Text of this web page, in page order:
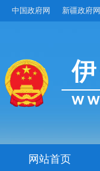
中国政府网 新疆政府网
网站首页